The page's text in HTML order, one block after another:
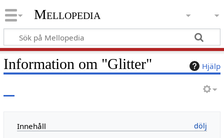
Mellopedia
Hjälp
Information om "Glitter"
Innehåll